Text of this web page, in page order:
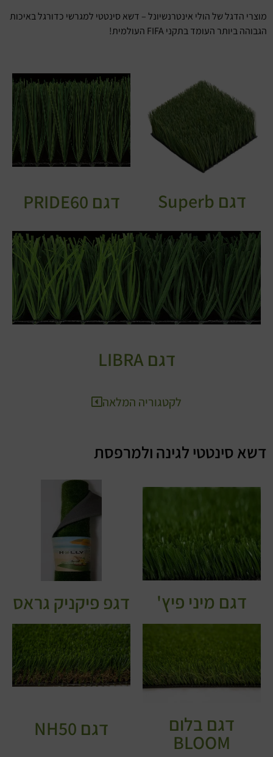
מוצרי הדגל של הולי אינטרנשיונל – דשא סינטטי למגרשי כדורגל באיכות
הגבוהה ביותר העומד בתקני FIFA העולמית!
דגם Superb דגם PRIDE60
דגם LIBRA
לקטגוריה המלאה
דשא סינטטי לגינה ולמרפסת
דגם מיני פיץ' דגפ פיקניק גראס
דגם בלום
BLOOM
דגם NH50